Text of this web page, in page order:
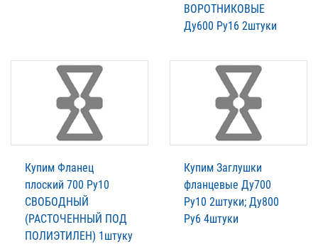
ВОРОТНИКОВЫЕ
Ду600 Ру16 2штуки
Купим Фланец
плоский 700 Ру10
СВОБОДНЫЙ
(РАСТОЧЕННЫЙ ПОД
ПОЛИЭТИЛЕН) 1штуку
Купим Заглушки
фланцевые Ду700
Ру10 2штуки; Ду800
Ру6 4штуки